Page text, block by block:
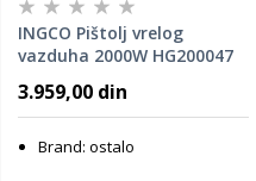
INGCO Pištolj vrelog
vazduha 2000W HG200047
3.959,00 din
Brand: ostalo